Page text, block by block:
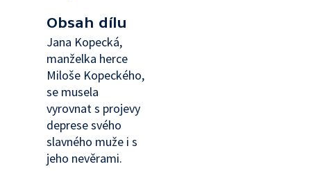
Obsah dílu
Jana Kopecká,
manželka herce
Miloše Kopeckého,
se musela
vyrovnat s projevy
deprese svého
slavného muže i s
jeho nevěrami.